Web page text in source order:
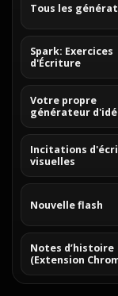
Tous les
Spark: Exercices
d'Écriture
Votre propre
générateur
Incitations
visuelles
Nouvelle flash
Notes d’histoire
(Extension